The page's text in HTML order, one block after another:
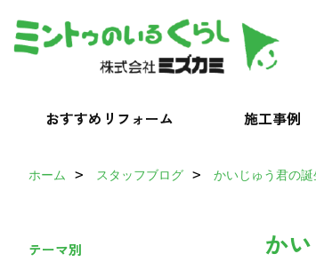
おすすめリフォーム 施工事例
ホーム スタッフブログ かいじゅう君の
か
テーマ別